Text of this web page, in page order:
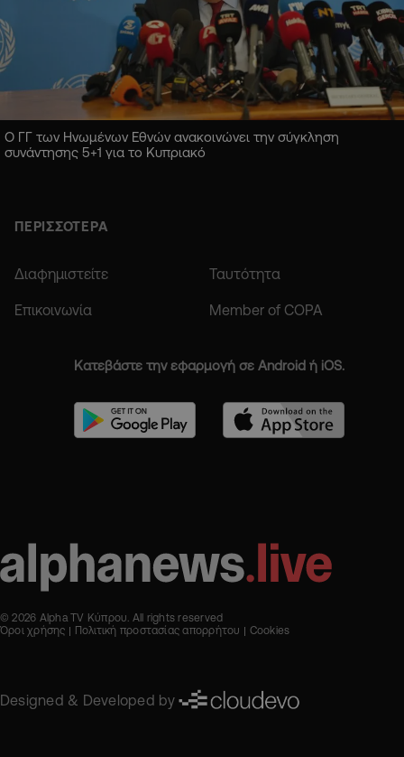
Ο ΓΓ των Ηνωμένων Εθνών ανακοινώνει την σύγκληση
συνάντησης 5+1 για το Κυπριακό
ΠΕΡΙΣΣΟΤΕΡΑ
Διαφημιστείτε Ταυτότητα
Επικοινωνία Member of COPA
Κατεβάστε την εφαρμογή σε Android ή iOS.
© 2026 Alpha TV Κύπρου. All rights reserved
Όροι χρήσης
Πολιτική προστασίας απορρήτου Cookies
Designed & Developed by